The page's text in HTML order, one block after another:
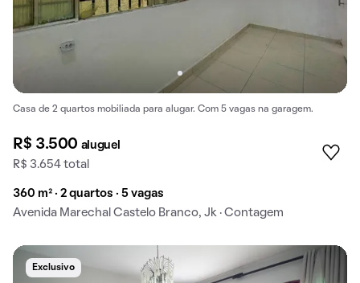
Casa de 2 quartos mobiliada para alugar. Com 5 vagas na garagem.
R$ 3.500 aluguel
R$ 3.654 total
360 m² · 2 quartos · 5 vagas
Avenida Marechal Castelo Branco, Jk · Contagem
Exclusivo